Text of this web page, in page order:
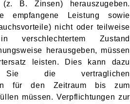
(z. B. Zinsen) herauszugeben.
empfangene Leistung sowie
nicht oder teilweise
Zustand
herausgeben, müssen
leisten. Dies kann dazu
die vertraglichen
für den Zeitraum bis zum
müssen. Verpflichtungen zur